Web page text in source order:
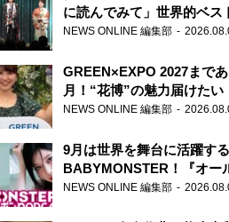
に読んでみて」世界的ベス
ー『アナスタシア』を紹介
NEWS ONLINE 編集部
GREEN×EXPO 2027まで
月！“花博”の魅力届けたい
NEWS ONLINE 編集部
9月は世界を舞台に活躍する
BABYMONSTER！『オー
トニッポンPODCAST』月
NEWS ONLINE 編集部